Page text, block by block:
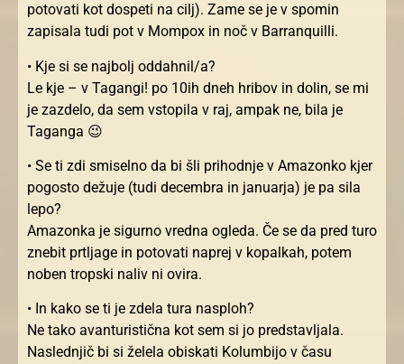
potovati kot dospeti na cilj). Zame se je v spomin
zapisala tudi pot v Mompox in noč v Barranquilli.
• Kje si se najbolj oddahnil/a?
Le kje – v Tagangi! po 10ih dneh hribov in dolin, se mi
je zazdelo, da sem vstopila v raj, ampak ne, bila je
Taganga 😉
• Se ti zdi smiselno da bi šli prihodnje v Amazonko kjer
pogosto dežuje (tudi decembra in januarja) je pa sila
lepo?
Amazonka je sigurno vredna ogleda. Če se da pred turo
znebit prtljage in potovati naprej v kopalkah, potem
noben tropski naliv ni ovira.
• In kako se ti je zdela tura nasploh?
Ne tako avanturistična kot sem si jo predstavljala.
Naslednjič bi si želela obiskati Kolumbijo v času